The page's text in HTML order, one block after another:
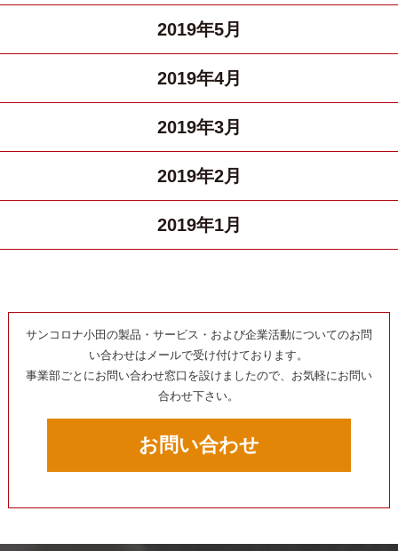
2019年5月
2019年4月
2019年3月
2019年2月
2019年1月
サンコロナ小田の製品・サービス・および企業活動についてのお問
い合わせはメールで受け付けております。
事業部ごとにお問い合わせ窓口を設けましたので、お気軽にお問い
合わせ下さい。
お問い合わせ